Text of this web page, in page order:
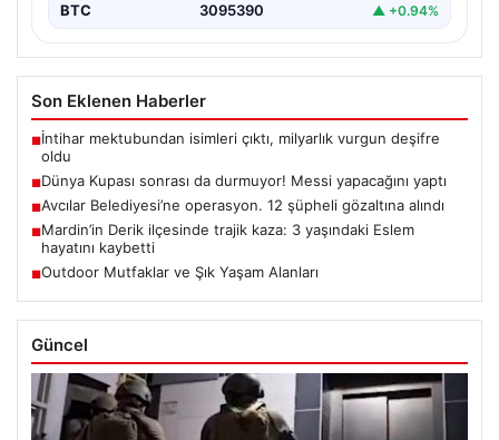
BTC 3095390 ▲ +0.94%
Son Eklenen Haberler
■İntihar mektubundan isimleri çıktı, milyarlık vurgun deşifre
oldu
■Dünya Kupası sonrası da durmuyor! Messi yapacağını yaptı
■Avcılar Belediyesi’ne operasyon. 12 şüpheli gözaltına alındı
■Mardin’in Derik ilçesinde trajik kaza: 3 yaşındaki Eslem
hayatını kaybetti
■Outdoor Mutfaklar ve Şık Yaşam Alanları
Güncel